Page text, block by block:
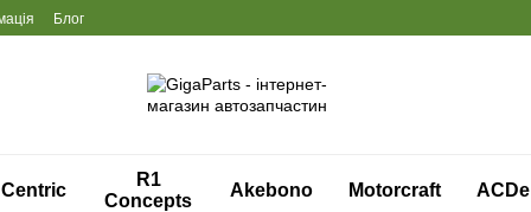
Блог
Centric
R1
Concepts
Akebono Motorcraft